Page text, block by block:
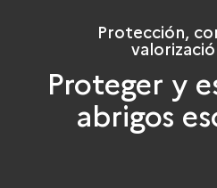
Protección,
Proteger y
abrigos